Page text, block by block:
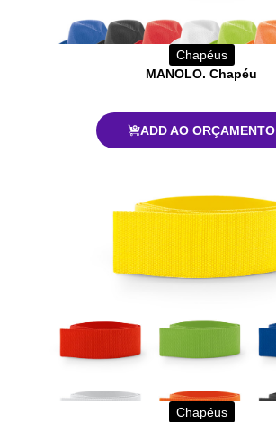
Chapéus
MANOLO. Chapéu
ADD AO ORÇAMENTO
Chapéus